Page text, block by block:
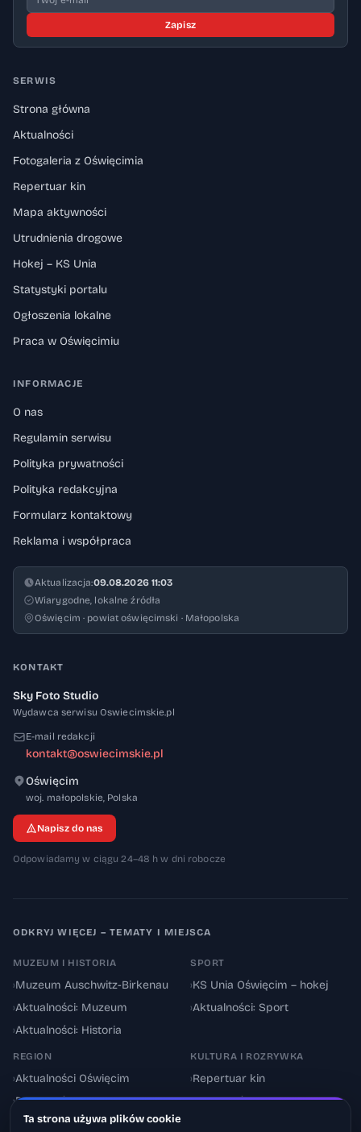
Zapisz
SERWIS
Strona główna
Aktualności
Fotogaleria z Oświęcimia
Repertuar kin
Mapa aktywności
Utrudnienia drogowe
Hokej – KS Unia
Statystyki portalu
Ogłoszenia lokalne
Praca w Oświęcimiu
INFORMACJE
O nas
Regulamin serwisu
Polityka prywatności
Polityka redakcyjna
Formularz kontaktowy
Reklama i współpraca
Aktualizacja:09.08.2026 11:03
Wiarygodne, lokalne źródła
Oświęcim · powiat oświęcimski · Małopolska
KONTAKT
Sky Foto Studio
Wydawca serwisu Oswiecimskie.pl
E-mail redakcji
kontakt@oswiecimskie.pl
Oświęcim
woj. małopolskie, 32-600
Polska
Napisz do nas
Odpowiadamy w ciągu 24–48 h w dni robocze
ODKRYJ WIĘCEJ – TEMATY I MIEJSCA
MUZEUM I HISTORIA
›Muzeum Auschwitz-Birkenau
›Aktualności: Muzeum
›Aktualności: Historia
SPORT
›KS Unia Oświęcim – hokej
›Aktualności: Sport
REGION
›Aktualności Oświęcim
›Powiat oświęcimski
Utrudnienia drogowe
KULTURA I ROZRYWKA
›Repertuar kin
›Aktualności: Kultura
Ta strona używa plików cookie